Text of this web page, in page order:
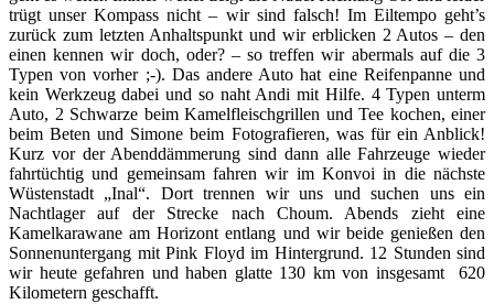
trügt unser Kompass nicht – wir sind falsch! Im Eiltempo geht’s
zurück zum letzten Anhaltspunkt und wir erblicken 2 Autos – den
einen kennen wir doch, oder? – so treffen wir abermals auf die 3
Typen von vorher ;-). Das andere Auto hat eine Reifenpanne und
kein Werkzeug dabei und so naht Andi mit Hilfe. 4 Typen unterm
Auto, 2 Schwarze beim Kamelfleischgrillen und Tee kochen, einer
beim Beten und Simone beim Fotografieren, was für ein Anblick!
Kurz vor der Abenddämmerung sind dann alle Fahrzeuge wieder
fahrtüchtig und gemeinsam fahren wir im Konvoi in die nächste
Wüstenstadt „Inal“. Dort trennen wir uns und suchen uns ein
Nachtlager auf der Strecke nach Choum. Abends zieht eine
Kamelkarawane am Horizont entlang und wir beide genießen den
Sonnenuntergang mit Pink Floyd im Hintergrund. 12 Stunden sind
wir heute gefahren und haben glatte 130 km von insgesamt 620
Kilometern geschafft.